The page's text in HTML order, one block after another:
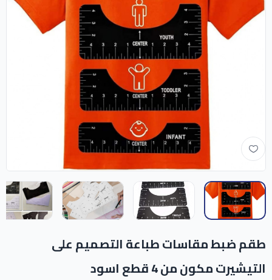
طقم ضبط مقاسات طباعة التصميم على
التيشيرت مكون من 4 قطع اسود